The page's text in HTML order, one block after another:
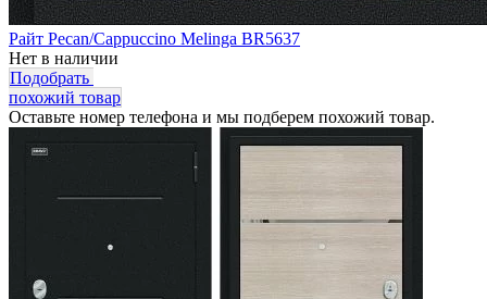
Райт Pecan/Cappuccino Melinga BR5637
Нет в наличии
Подобрать
похожий товар
Оставьте номер телефона и мы подберем похожий товар.